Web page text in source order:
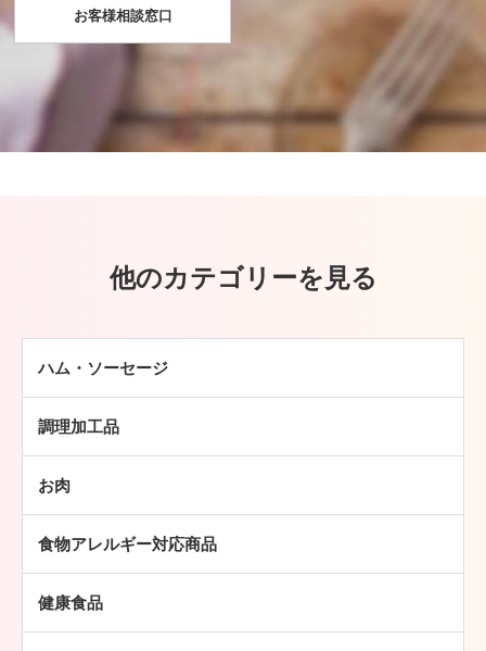
お客様相談窓口
他のカテゴリーを見る
ハム・ソーセージ
その他
調理加工品
チキン加工品
パン・ピザ
常温食品
お肉
鶏肉
食物アレルギー対応商品
健康食品